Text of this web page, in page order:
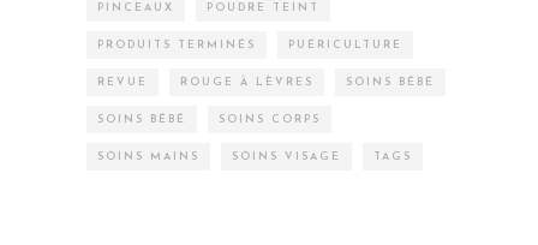
PINCEAUX POUDRE TEINT
PRODUITS TERMINÉS PUÉRICULTURE
REVUE ROUGE À LÈVRES SOINS BÉBÉ
SOINS BÉBÉ SOINS CORPS
SOINS MAINS SOINS VISAGE TAGS